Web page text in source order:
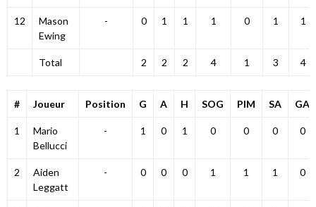
12
Mason
Ewing
- 0 1 1 1 0 1 1
Total 2 2 2 4 1 3 4
# Joueur Position G A H SOG PIM SA GA
1
Mario
Bellucci
- 1 0 1 0 0 0 0
2
Aiden
Leggatt
- 0 0 0 1 1 1 0